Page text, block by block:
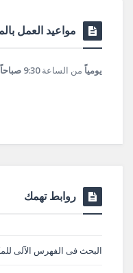
مواعيد العمل
يومياً من الساعة9:30 صباحاً
روابط تهمك
البحث فى الفهرس الآلى